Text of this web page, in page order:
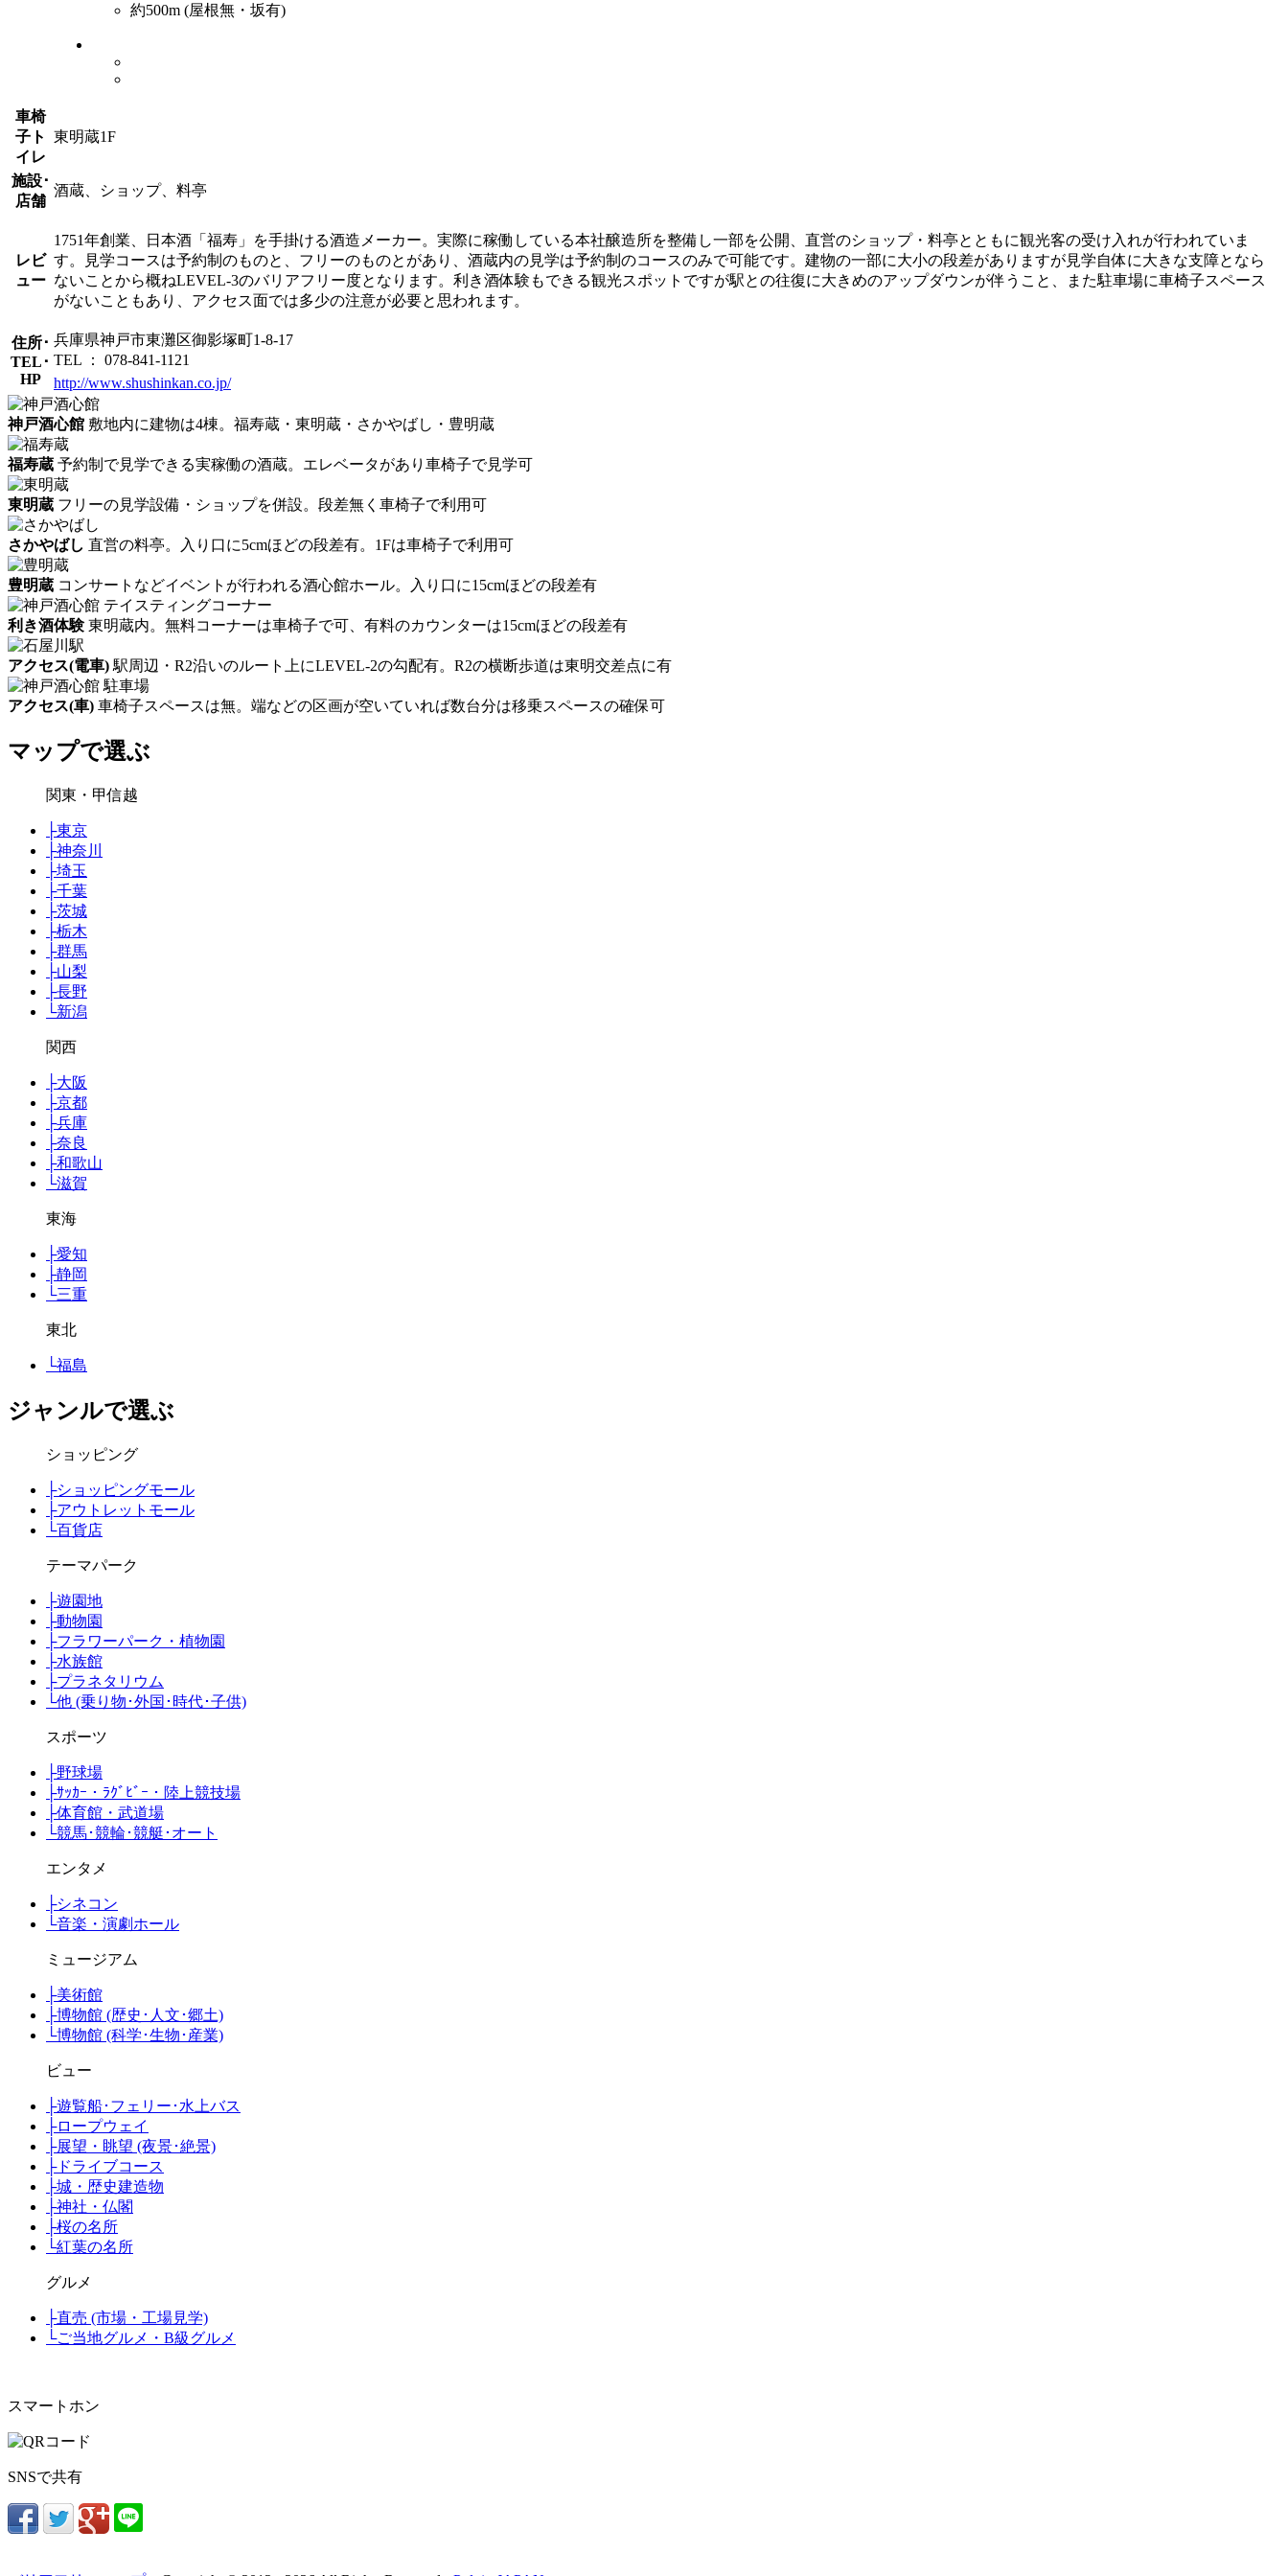
約500m (屋根無・坂有)
車椅
子ト
イレ
東明蔵1F
施設･
店舗
酒蔵、ショップ、料亭
レビ
ュー
1751年創業、日本酒「福寿」を手掛ける酒造メーカー。実際に稼働している本社醸造所を整備し一部を公開、直営のショップ・料亭とともに観光客の受け入れが行われていま
す。見学コースは予約制のものと、フリーのものとがあり、酒蔵内の見学は予約制のコースのみで可能です。建物の一部に大小の段差がありますが見学自体に大きな支障となら
ないことから概ねLEVEL-3のバリアフリー度となります。利き酒体験もできる観光スポットですが駅との往復に大きめのアップダウンが伴うこと、また駐車場に車椅子スペース
がないこともあり、アクセス面では多少の注意が必要と思われます。
住所･
TEL･
HP
兵庫県神戸市東灘区御影塚町1-8-17
TEL ： 078-841-1121
http://www.shushinkan.co.jp/
神戸酒心館 敷地内に建物は4棟。福寿蔵・東明蔵・さかやばし・豊明蔵
福寿蔵 予約制で見学できる実稼働の酒蔵。エレベータがあり車椅子で見学可
東明蔵 フリーの見学設備・ショップを併設。段差無く車椅子で利用可
さかやばし 直営の料亭。入り口に5cmほどの段差有。1Fは車椅子で利用可
豊明蔵 コンサートなどイベントが行われる酒心館ホール。入り口に15cmほどの段差有
利き酒体験東明蔵内。無料コーナーは車椅子で可、有料のカウンターは15cmほどの段差有
アクセス(電車) 駅周辺・R2沿いのルート上にLEVEL-2の勾配有。R2の横断歩道は東明交差点に有
アクセス(車) 車椅子スペースは無。端などの区画が空いていれば数台分は移乗スペースの確保可
マップで選ぶ
関東・甲信越
├東京
├神奈川
├埼玉
├千葉
├茨城
├栃木
├群馬
├山梨
├長野
└新潟
関西
├大阪
├京都
├兵庫
├奈良
├和歌山
└滋賀
東海
├愛知
├静岡
└三重
東北
└福島
ジャンルで選ぶ
ショッピング
├ショッピングモール
├アウトレットモール
└百貨店
テーマパーク
├遊園地
├動物園
├フラワーパーク・植物園
├水族館
├プラネタリウム
└他 (乗り物･外国･時代･子供)
スポーツ
├野球場
├ｻｯｶｰ・ﾗｸﾞﾋﾞｰ・陸上競技場
├体育館・武道場
└競馬･競輪･競艇･オート
エンタメ
├シネコン
└音楽・演劇ホール
ミュージアム
├美術館
├博物館 (歴史･人文･郷土)
└博物館 (科学･生物･産業)
ビュー
├遊覧船･フェリー･水上バス
├ロープウェイ
├展望・眺望 (夜景･絶景)
├ドライブコース
├城・歴史建造物
├神社・仏閣
├桜の名所
└紅葉の名所
グルメ
├直売 (市場・工場見学)
└ご当地グルメ・B級グルメ
スマートホン
SNSで共有